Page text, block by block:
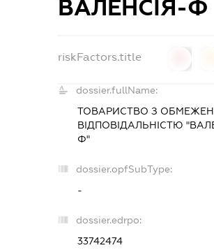
ВАЛЕНСІЯ-Ф
riskFactors.title
dossier.fullName:
ТОВАРИСТВО З
ВІДПОВІДАЛЬНІСТЮ
Ф"
dossier.opfSubType:
-
dossier.edrpo:
33742474